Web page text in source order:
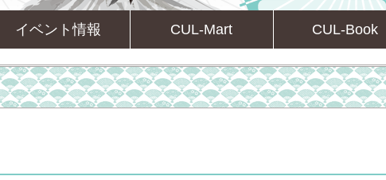
イベント情報 CUL-Mart CUL-Book